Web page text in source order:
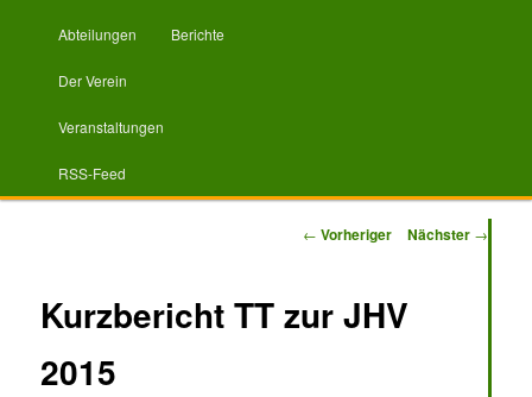
Abteilungen Berichte
Der Verein
Veranstaltungen
RSS-Feed
Beitragsnavigation
← Vorheriger Nächster →
Kurzbericht TT zur JHV
2015